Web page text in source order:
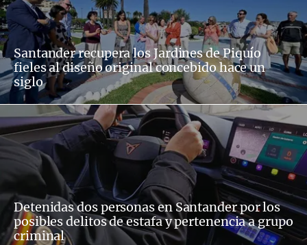
Santander recupera los Jardines de Piquío
fieles al diseño original concebido hace un
siglo
Detenidas dos personas en Santander por los
posibles delitos de estafa y pertenencia a grupo
criminal